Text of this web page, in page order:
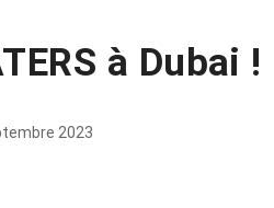
à Dubai !
2023